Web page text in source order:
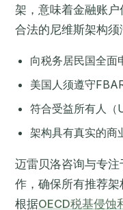
架，意味着金融账户
合法的尼维斯架构须
向税务居民国全面
美国人须遵守
符合受益所有人（
架构具有真实的商
迈雷贝洛咨询与专
作，确保所有推荐架
根据OECD税基侵蚀